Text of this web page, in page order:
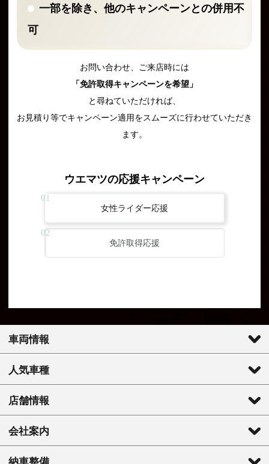
一部を除き、他のキャンペーンとの併用不
可
お問い合わせ、ご来店時には
「免許取得キャンペーンを希望」
と尋ねていただければ、
お見積り等でキャンペーン適用をスムーズに行わせていただき
ます。
ウエマツの応援キャンペーン
女性ライダー応援
免許取得応援
車両情報
人気車種
店舗情報
会社案内